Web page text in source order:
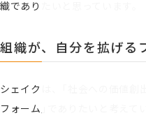
織でありたいと思っています。
組織が、自分を拡げる
シェイクは、「社会への価値創
フォーム」でありたいと考えて